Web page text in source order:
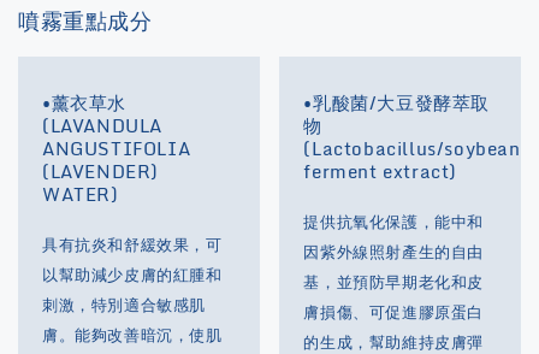
噴霧重點成分
•薰衣草水
(LAVANDULA
ANGUSTIFOLIA
(LAVENDER)
WATER)
具有抗炎和舒緩效果，可
以幫助減少皮膚的紅腫和
刺激，特別適合敏感肌
膚。能夠改善暗沉，使肌
•乳酸菌/大豆發酵萃取
物
(Lactobacillus/soybean
ferment extract)
提供抗氧化保護，能中和
因紫外線照射產生的自由
基，並預防早期老化和皮
膚損傷、可促進膠原蛋白
的生成，幫助維持皮膚彈